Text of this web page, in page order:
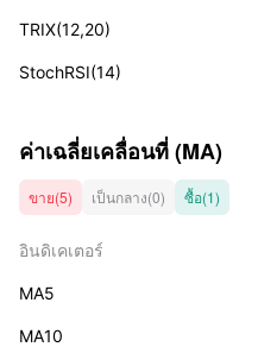
TRIX(12,20)
StochRSI(14)
ค่าเฉลี่ยเคลื่อนที่ (MA)
ขาย(5) เป็นกลาง(0) ซื้อ(1)
อินดิเคเตอร์
MA5
MA10